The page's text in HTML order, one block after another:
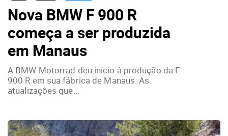
Nova BMW F 900 R
começa a ser produzida
em Manaus
A BMW Motorrad deu início à produção da F
900 R em sua fábrica de Manaus. As
atualizações que...